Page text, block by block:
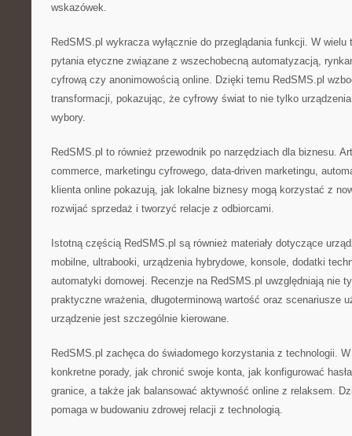
wskazówek.
RedSMS.pl wykracza wyłącznie do przeglądania funkcji. W
pytania etyczne związane z wszechobecną automatyzacją,
cyfrową czy anonimowością online. Dzięki temu RedSMS.pl
transformacji, pokazując, że cyfrowy świat to nie tylko
wybory.
RedSMS.pl to również przewodnik po narzędziach dla biznesu.
commerce, marketingu cyfrowego, data-driven marketingu,
klienta online pokazują, jak lokalne biznesy mogą korzystać z
rozwijać sprzedaż i tworzyć relacje z odbiorcami.
Istotną częścią RedSMS.pl są również materiały dotyczące
mobilne, ultrabooki, urządzenia hybrydowe, konsole, dodatki
automatyki domowej. Recenzje na RedSMS.pl uwzględniają nie
praktyczne wrażenia, długoterminową wartość oraz scenariusze
urządzenie jest szczególnie kierowane.
RedSMS.pl zachęca do świadomego korzystania z technologii.
konkretne porady, jak chronić swoje konta, jak konfigurować
granice, a także jak balansować aktywność online z relaksem.
pomaga w budowaniu zdrowej relacji z technologią.